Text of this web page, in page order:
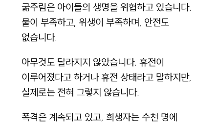
굶주림은 아이들의 생명을 위협하고 있습니다.
물이 부족하고, 위생이 부족하며, 안전도
없습니다.
아무것도 달라지지 않았습니다. 휴전이
이루어졌다고 하거나 휴전 상태라고 말하지만,
실제로는 전혀 그렇지 않습니다.
폭격은 계속되고 있고, 희생자는 수천 명에